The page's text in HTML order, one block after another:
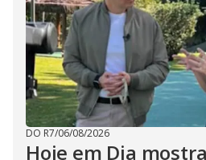
DO R7/06/08/2026
Hoje em Dia